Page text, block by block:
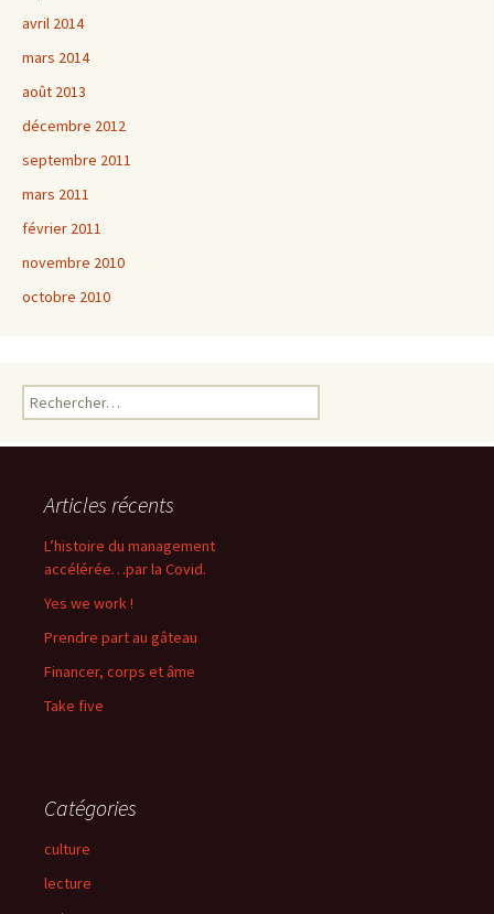
avril 2014
mars 2014
août 2013
décembre 2012
septembre 2011
mars 2011
février 2011
novembre 2010
octobre 2010
Rechercher :
Articles récents
L’histoire du management
accélérée…par la Covid.
Yes we work !
Prendre part au gâteau
Financer, corps et âme
Take five
Catégories
culture
lecture